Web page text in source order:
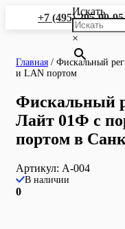
+7 (495) 295-90-95
Искать
×
Главная / Фискальный
и LAN портом
Фискальный
Лайт 01Ф с
портом в
Артикул: A-004
В наличии
0